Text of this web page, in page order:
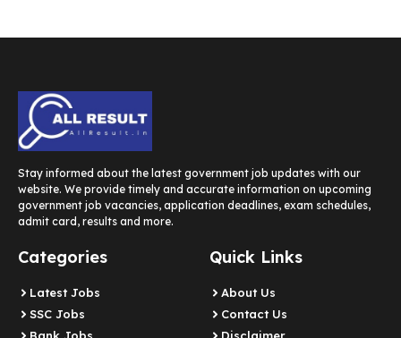
Stay informed about the latest government job updates with our
website. We provide timely and accurate information on upcoming
government job vacancies, application deadlines, exam schedules,
admit card, results and more.
Categories
Latest Jobs
SSC Jobs
Quick Links
About Us
Contact Us